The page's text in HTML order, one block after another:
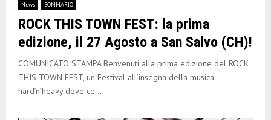
News SOMMARIO
ROCK THIS TOWN FEST: la prima
edizione, il 27 Agosto a San Salvo (CH)!
COMUNICATO STAMPA Benvenuti alla prima edizione del ROCK
THIS TOWN FEST, un Festival all’insegna della musica
hard’n’heavy dove ce...